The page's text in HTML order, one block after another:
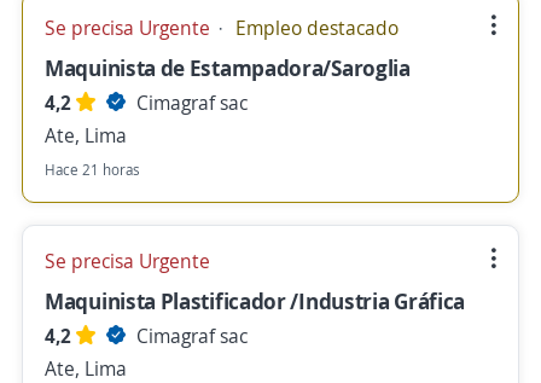
Se precisa Urgente Empleo destacado
Maquinista de Estampadora/Saroglia
4,2
Cimagraf sac
Ate, Lima
Hace 21 horas
Se precisa Urgente
Maquinista Plastificador /Industria Gráfica
4,2
Cimagraf sac
Ate, Lima